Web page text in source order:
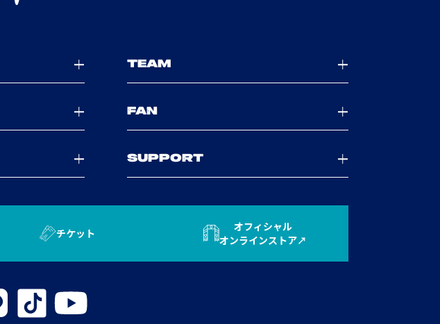
TEAM
FAN
SUPPORT
チケット
オフィシャル
オンラインストア